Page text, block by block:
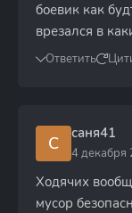
боевик как
врезался в
Ответить
С саня41
4 декабря
Ходячих
мусор